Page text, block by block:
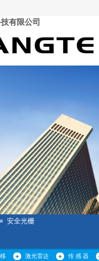
有限公司
安全光栅
激光雷达 传 感 器